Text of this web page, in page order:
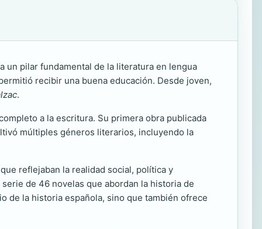
un pilar fundamental de la literatura en lengua
recibir una buena educación. Desde joven,
.
a la escritura. Su primera obra publicada
múltiples géneros literarios, incluyendo la
reflejaban la realidad social, política y
serie de 46 novelas que abordan la historia de
de la historia española, sino que también ofrece